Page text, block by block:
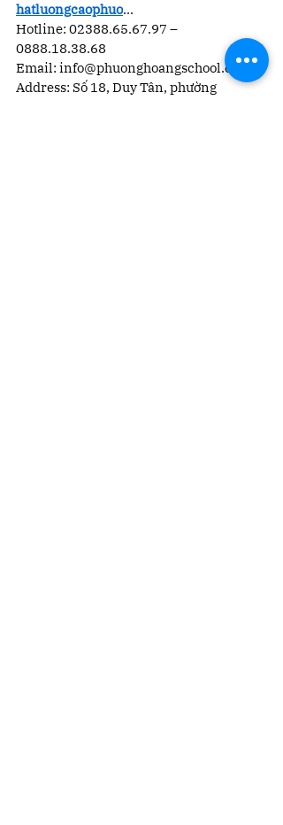
hatluongcaophuo...
Hotline: 02388.65.67.97 –
0888.18.38.68
Email: info@phuonghoangschool.com
Address: Số 18, Duy Tân, phường